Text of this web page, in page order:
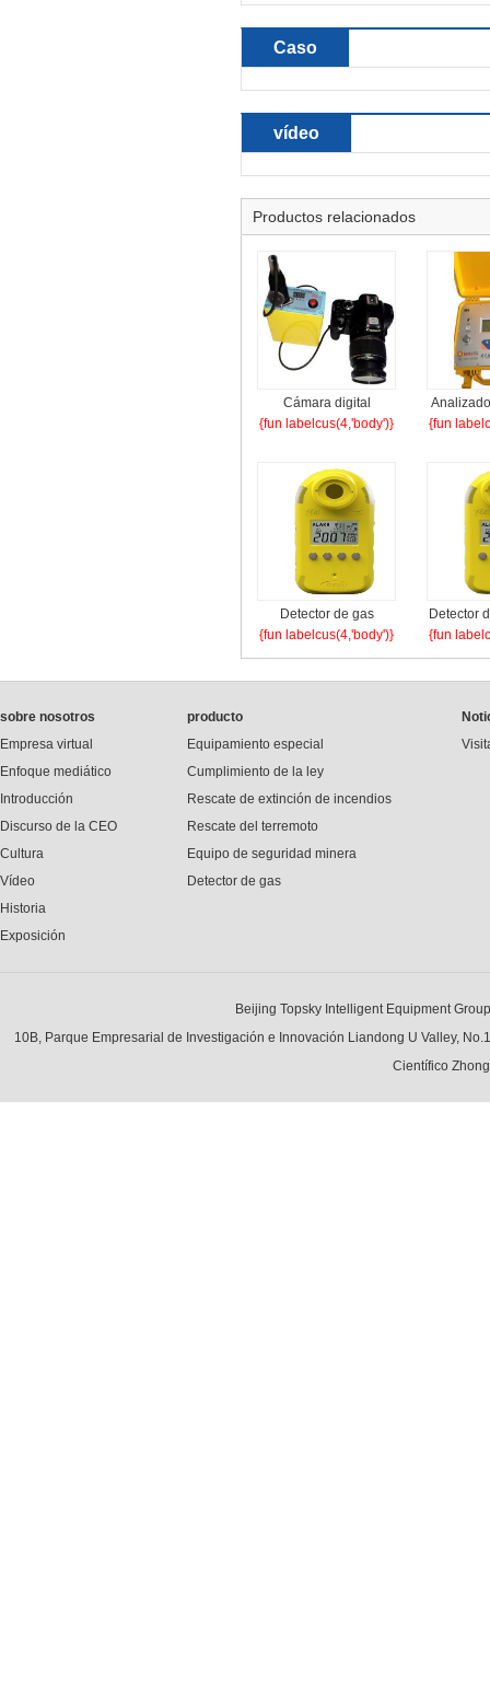
Caso
vídeo
Productos relacionados
Cámara digital
intrínsecamente
{fun labelcus(4,'body')}
de
seguro
{fun
Detector de gas
combustible JCB4
{fun labelcus(4,'body')}
Detector
{fun
sobre nosotros
Empresa virtual
Enfoque mediático
Introducción
Discurso de la CEO
Cultura
Vídeo
Historia
Exposición
producto
Equipamiento especial
Cumplimiento de la ley
Rescate de extinción de incendios
Rescate del terremoto
Equipo de seguridad minera
Detector de gas
Beijing Topsky Intelligent Equipment
10B, Parque Empresarial de Investigación e Innovación Liandong U Valley,
Científico